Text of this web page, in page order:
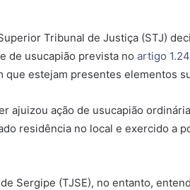
Tribunal de Justiça (STJ)
de usucapião prevista no artigo
que estejam presentes elementos
ajuizou ação de usucapião
residência no local e exercido a
Sergipe (TJSE), no entanto,